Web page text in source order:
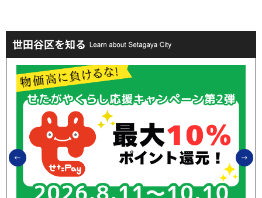
世田谷区を知る
前のスライドを表示